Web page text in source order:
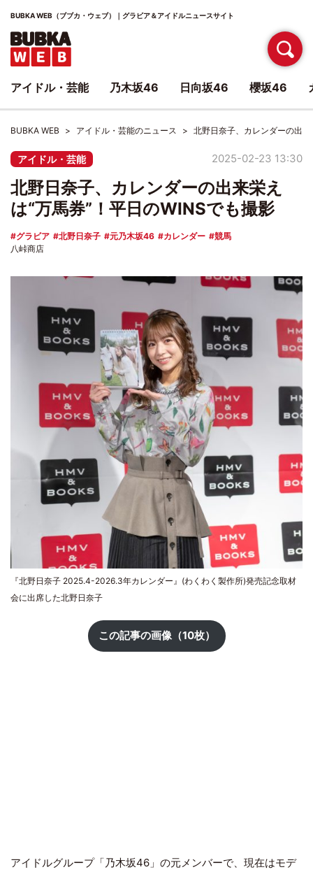
BUBKA WEB（ブブカ・ウェブ）｜グラビア＆アイドルニュースサイト
BUBKA WEB アイドル・芸能のニュース 北野日奈子、カレンダーの出
アイドル・芸能 2025-02-23 13:30
北野日奈子、カレンダーの出来栄え
は“万馬券”！平日のWINSでも撮影
グラビア 北野日奈子 元乃木坂46 カレンダー
競馬
八峠商店
『北野日奈子 2025.4-2026.3年カレンダー』(わくわく製作所)発売記念取材
会に出席した北野日奈子
この記事の画像（10枚）
アイドルグループ「乃木坂46」の元メンバーで、現在はモデ
アイドル・芸能 乃木坂46 日向坂46 櫻坂46